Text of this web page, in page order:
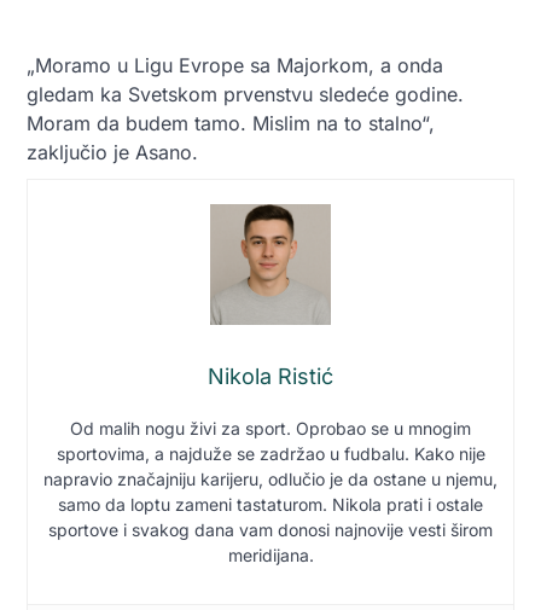
„Moramo u Ligu Evrope sa Majorkom, a onda
gledam ka Svetskom prvenstvu sledeće godine.
Moram da budem tamo. Mislim na to stalno“,
zaključio je Asano.
Nikola Ristić
Od malih nogu živi za sport. Oprobao se u mnogim
sportovima, a najduže se zadržao u fudbalu. Kako nije
napravio značajniju karijeru, odlučio je da ostane u njemu,
samo da loptu zameni tastaturom. Nikola prati i ostale
sportove i svakog dana vam donosi najnovije vesti širom
meridijana.